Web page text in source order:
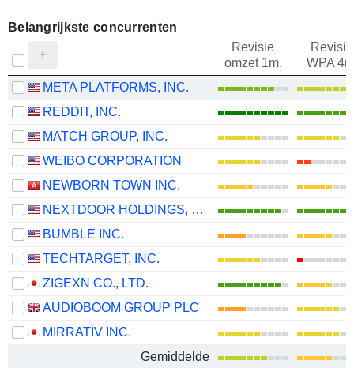
Belangrijkste concurrenten
Revisie
omzet 1m.
Revisie
WPA
META PLATFORMS, INC.
REDDIT, INC.
MATCH GROUP, INC.
WEIBO CORPORATION
NEWBORN TOWN INC.
NEXTDOOR HOLDINGS, INC.
BUMBLE INC.
TECHTARGET, INC.
ZIGEXN CO., LTD.
AUDIOBOOM GROUP PLC
MIRRATIV INC.
Gemiddelde